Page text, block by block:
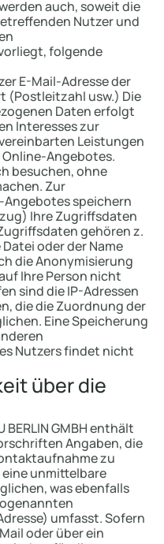
auch, soweit die
Nutzer und
folgende
E-Mail-Adresse der
(Postleitzahl usw.) Die
Daten erfolgt
Interesses zur
Leistungen
Angebotes.
besuchen, ohne
Zur
Angebotes speichern
Ihre Zugriffsdaten
gehören z.
oder der Name
die Anonymisierung
Ihre Person nicht
sind die IP-Adressen
die die Zuordnung der
Eine Speicherung
Nutzers findet nicht
über die
BERLIN GMBH enthält
Angaben, die
zu
unmittelbare
was ebenfalls
umfasst. Sofern
oder über ein